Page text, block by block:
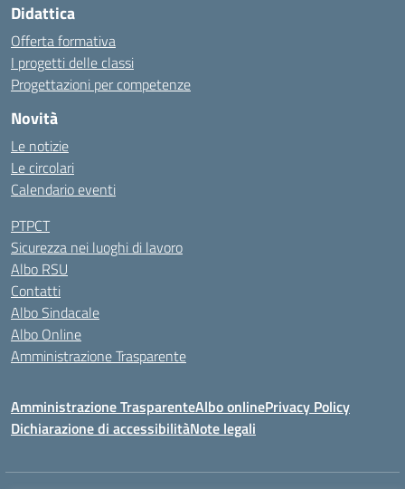
Didattica
Offerta formativa
I progetti delle classi
Progettazioni per competenze
Novità
Le notizie
Le circolari
Calendario eventi
PTPCT
Sicurezza nei luoghi di lavoro
Albo RSU
Contatti
Albo Sindacale
Albo Online
Amministrazione Trasparente
Amministrazione TrasparenteAlbo onlinePrivacy Policy
Dichiarazione di accessibilitàNote legali